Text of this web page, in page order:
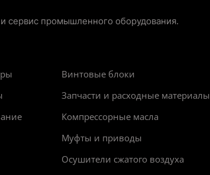
промышленного оборудования.
Винтовые блоки
Запчасти и расходные материалы
Компрессорные масла
Муфты и приводы
Осушители сжатого воздуха